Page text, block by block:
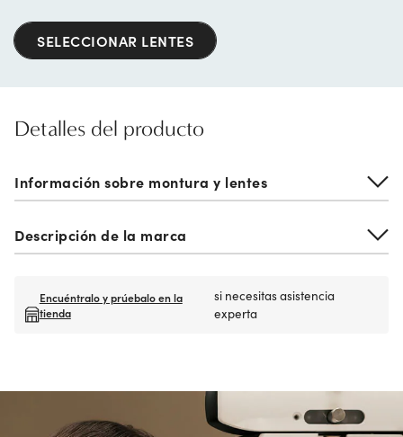
SELECCIONAR LENTES
Detalles del producto
Información sobre montura y lentes
Descripción de la marca
Encuéntralo y prúebalo en la
tienda
si necesitas asistencia
experta